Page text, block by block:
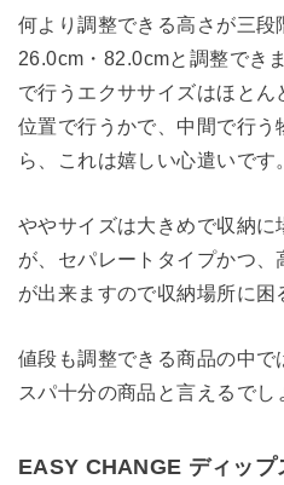
何より調整できる高さが三段
26.0cm・82.0cmと調整でき
で行うエクササイズはほと
位置で行うかで、中間で行う
ら、これは嬉しい心遣いです。
ややサイズは大きめで収納に
が、セパレートタイプかつ、
が出来ますので収納場所に困
値段も調整できる商品の中で
スパ十分の商品と言えるでし
EASY CHANGE ディップ